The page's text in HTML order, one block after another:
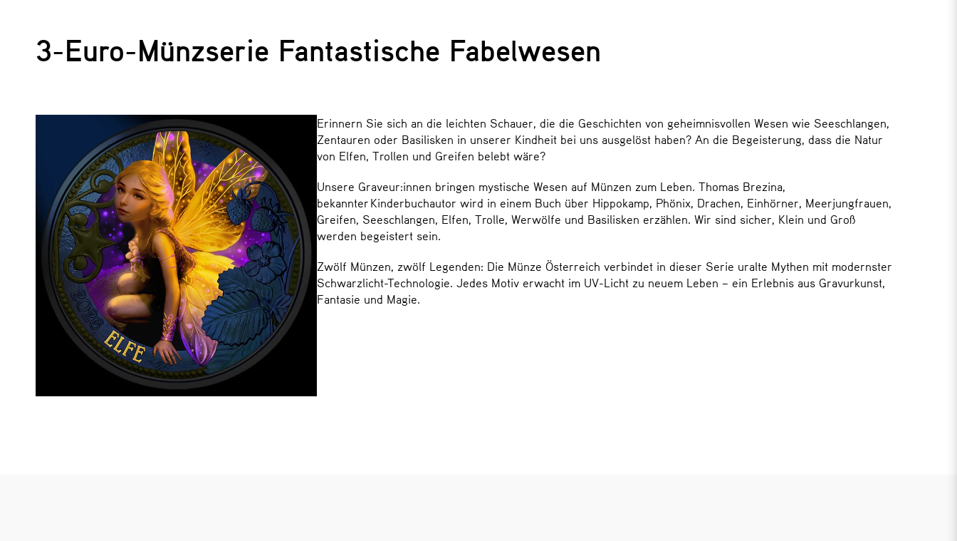
3-Euro-Münzserie Fantastische Fabelwesen
Erinnern Sie sich an die leichten Schauer, die die Geschichten von geheimnisvollen Wesen wie Seeschlangen,
Zentauren oder Basilisken in unserer Kindheit bei uns ausgelöst haben? An die Begeisterung, dass die Natur
von Elfen, Trollen und Greifen belebt wäre?
Unsere Graveur:innen bringen mystische Wesen auf Münzen zum Leben. Thomas Brezina,
bekannter Kinderbuchautor wird in einem Buch über Hippokamp, Phönix, Drachen, Einhörner, Meerjungfrauen,
Greifen, Seeschlangen, Elfen, Trolle, Werwölfe und Basilisken erzählen. Wir sind sicher, Klein und Groß
werden begeistert sein.
Zwölf Münzen, zwölf Legenden: Die Münze Österreich verbindet in dieser Serie uralte Mythen mit modernster
Schwarzlicht-Technologie. Jedes Motiv erwacht im UV-Licht zu neuem Leben – ein Erlebnis aus Gravurkunst,
Fantasie und Magie.